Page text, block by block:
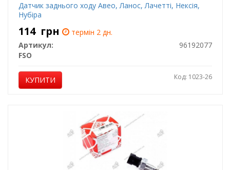
Датчик заднього ходу Авео, Ланос, Лачетті, Нексія,
Нубіра
114 грн
термін 2 дн.
Артикул:
96192077
FSO
КУПИТИ Код: 1023-26